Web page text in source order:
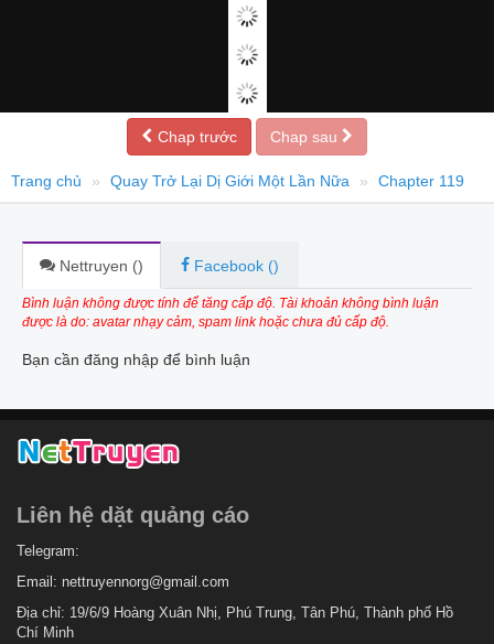
Chap trước Chap sau
Trang chủ Quay Trở Lại Dị Giới Một Lần Nữa Chapter 119
Nettruyen () Facebook ()
Bình luận không được tính để tăng cấp độ. Tài khoản không bình luận
được là do: avatar nhạy cảm, spam link hoặc chưa đủ cấp độ.
Bạn cần đăng nhập để bình luận
Liên hệ dặt quảng cáo
Telegram:
Email: nettruyennorg@gmail.com
Địa chỉ: 19/6/9 Hoàng Xuân Nhị, Phú Trung, Tân Phú, Thành phố Hồ
Chí Minh